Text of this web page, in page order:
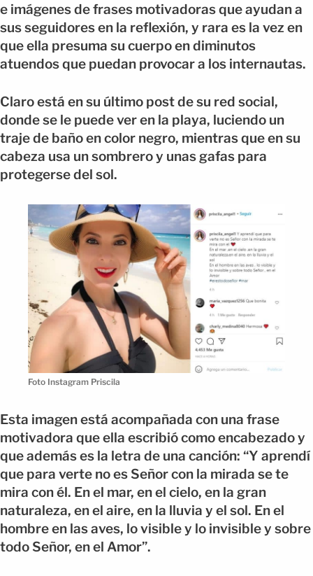
e imágenes de frases motivadoras que ayudan a
sus seguidores en la reflexión, y rara es la vez en
que ella presuma su cuerpo en diminutos
atuendos que puedan provocar a los internautas.
Claro está en su último post de su red social,
donde se le puede ver en la playa, luciendo un
traje de baño en color negro, mientras que en su
cabeza usa un sombrero y unas gafas para
protegerse del sol.
Foto Instagram Priscila
Esta imagen está acompañada con una frase
motivadora que ella escribió como encabezado y
que además es la letra de una canción: “Y aprendí
que para verte no es Señor con la mirada se te
mira con él. En el mar, en el cielo, en la gran
naturaleza, en el aire, en la lluvia y el sol. En el
hombre en las aves, lo visible y lo invisible y sobre
todo Señor, en el Amor”.